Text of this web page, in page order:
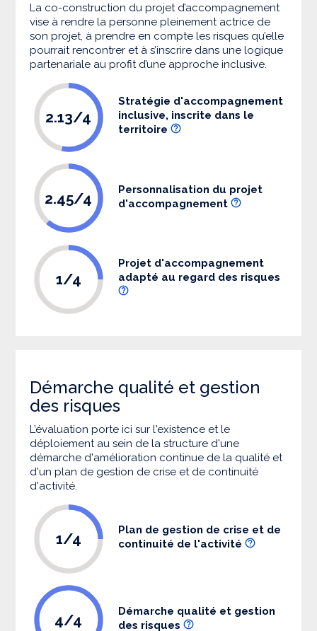
La co-construction du projet d’accompagnement
vise à rendre la personne pleinement actrice de
son projet, à prendre en compte les risques qu’elle
pourrait rencontrer et à s’inscrire dans une logique
partenariale au profit d’une approche inclusive.
2.13/4
Stratégie d'accompagnement
inclusive, inscrite dans le
territoire
2.45/4
Personnalisation du projet
d'accompagnement
1/4
Projet d'accompagnement
adapté au regard des risques
Démarche qualité et gestion
des risques
L’évaluation porte ici sur l'existence et le
déploiement au sein de la structure d'une
démarche d'amélioration continue de la qualité et
d'un plan de gestion de crise et de continuité
d'activité.
1/4
Plan de gestion de crise et de
continuité de l'activité
4/4
Démarche qualité et gestion
des risques